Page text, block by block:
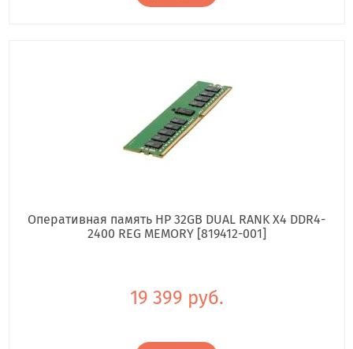
Оперативная память HP 32GB DUAL RANK X4 DDR4-
2400 REG MEMORY [819412-001]
19 399 руб.